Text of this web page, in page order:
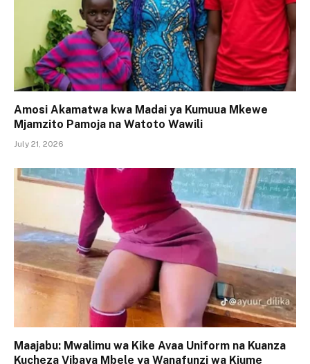
Amosi Akamatwa kwa Madai ya Kumuua Mkewe
Mjamzito Pamoja na Watoto Wawili
July 21, 2026
Maajabu: Mwalimu wa Kike Avaa Uniform na Kuanza
Kucheza Vibaya Mbele ya Wanafunzi wa Kiume